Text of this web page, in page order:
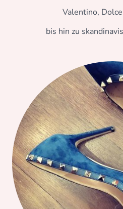
Valentino,
bis hin zu